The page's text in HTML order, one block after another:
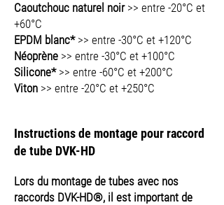
Caoutchouc naturel noir>> entre -20°C et
+60°C
EPDM blanc*>> entre -30°C et +120°C
Néoprène >> entre -30°C et +100°C
Silicone*>> entre -60°C et +200°C
Viton >> entre -20°C et +250°C
Instructions de montage pour raccord
de tube DVK-HD
Lors du montage de tubes avec nos
raccords DVK-HD®, il est important de